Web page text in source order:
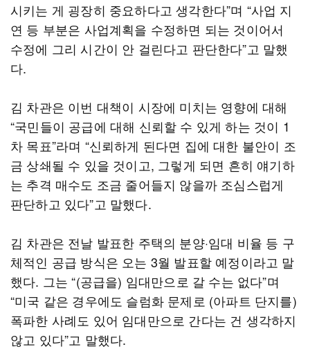
시키는 게 굉장히 중요하다고 생각한다”며 “사업 지
연 등 부분은 사업계획을 수정하면 되는 것이어서
수정에 그리 시간이 안 걸린다고 판단한다”고 말했
다.
김 차관은 이번 대책이 시장에 미치는 영향에 대해
“국민들이 공급에 대해 신뢰할 수 있게 하는 것이 1
차 목표”라며 “신뢰하게 된다면 집에 대한 불안이 조
금 상쇄될 수 있을 것이고, 그렇게 되면 흔히 얘기하
는 추격 매수도 조금 줄어들지 않을까 조심스럽게
판단하고 있다”고 말했다.
김 차관은 전날 발표한 주택의 분양·임대 비율 등 구
체적인 공급 방식은 오는 3월 발표할 예정이라고 말
했다. 그는 “(공급을) 임대만으로 갈 수는 없다”며
“미국 같은 경우에도 슬럼화 문제로 (아파트 단지를)
폭파한 사례도 있어 임대만으로 간다는 건 생각하지
않고 있다”고 말했다.